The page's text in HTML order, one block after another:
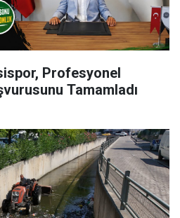
Profesyonel
Tamamladı